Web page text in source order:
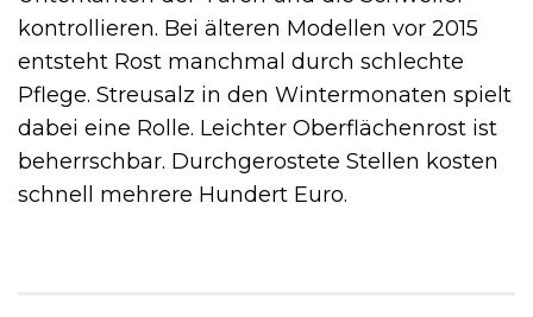
kontrollieren. Bei älteren Modellen vor 2015
entsteht Rost manchmal durch schlechte
Pflege. Streusalz in den Wintermonaten spielt
dabei eine Rolle. Leichter Oberflächenrost ist
beherrschbar. Durchgerostete Stellen kosten
schnell mehrere Hundert Euro.